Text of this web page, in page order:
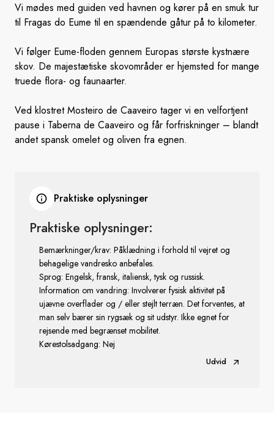
Vi mødes med guiden ved havnen og kører på en smuk tur
til Fragas do Eume til en spændende gåtur på to kilometer.
Vi følger Eume-floden gennem Europas største kystnære
skov. De majestætiske skovområder er hjemsted for mange
truede flora- og faunaarter.
Ved klostret Mosteiro de Caaveiro tager vi en velfortjent
pause i Taberna de Caaveiro og får forfriskninger – blandt
andet spansk omelet og oliven fra egnen.
Praktiske oplysninger
Praktiske oplysninger:
Bemærkninger/krav: Påklædning i forhold til vejret og
behagelige vandresko anbefales.
Sprog: Engelsk, fransk, italiensk, tysk og russisk.
Information om vandring: Involverer fysisk aktivitet på
ujævne overflader og / eller stejlt terræn. Det forventes, at
man selv bærer sin rygsæk og sit udstyr. Ikke egnet for
rejsende med begrænset mobilitet.
Kørestolsadgang: Nej
Udvid